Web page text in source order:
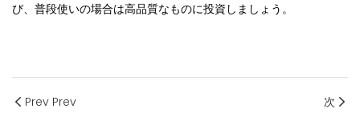
び、普段使いの場合は高品質なものに投資しましょう。
Prev Prev 次